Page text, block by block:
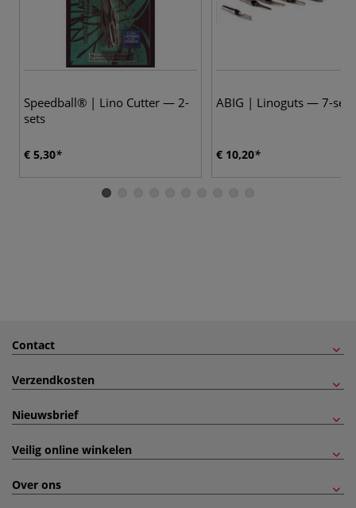
Speedball® | Lino Cutter — 2-
sets
€ 5,30
ABIG | Linoguts — 7-set
€ 10,20
Contact
Verzendkosten
Nieuwsbrief
Veilig online winkelen
Over ons